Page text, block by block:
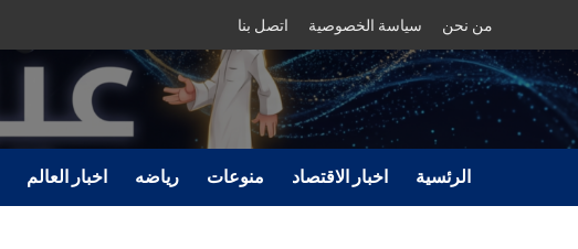
اتصل بنا سياسة الخصوصية من نحن
اخبار العالم رياضه منوعات اخبار الاقتصاد الرئسية